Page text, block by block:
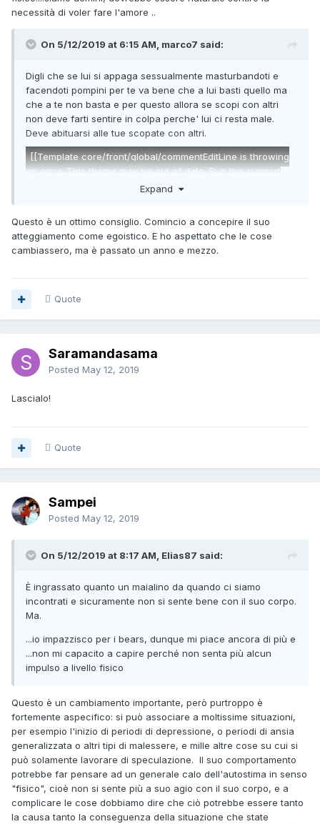
necessità di voler fare l'amore ..
On 5/12/2019 at 6:15 AM, marco7 said:
Digli che se lui si appaga sessualmente masturbandoti e
facendoti pompini per te va bene che a lui basti quello ma
che a te non basta e per questo allora se scopi con altri
non deve farti sentire in colpa perche' lui ci resta male.
Deve abituarsi alle tue scopate con altri.
[[Template core/front/global/commentEditLine is throwing
an error. This theme may be out of date. Run the support
tool in the AdminCP to restore the default theme.]]
Expand
Questo è un ottimo consiglio. Comincio a concepire il suo
atteggiamento come egoistico. E ho aspettato che le cose
cambiassero, ma è passato un anno e mezzo.
Quote
Saramandasama
Posted May 12, 2019
Lascialo!
Quote
Sampei
Posted May 12, 2019
On 5/12/2019 at 8:17 AM, Elias87 said:
È ingrassato quanto un maialino da quando ci siamo
incontrati e sicuramente non si sente bene con il suo corpo.
Ma.
...io impazzisco per i bears, dunque mi piace ancora di più e
...non mi capacito a capire perché non senta più alcun
impulso a livello fisico
Questo è un cambiamento importante, però purtroppo è
fortemente aspecifico: si può associare a moltissime situazioni,
per esempio l'inizio di periodi di depressione, o periodi di ansia
generalizzata o altri tipi di malessere, e mille altre cose su cui si
può solamente lavorare di speculazione. Il suo comportamento
potrebbe far pensare ad un generale calo dell'autostima in senso
"fisico", cioè non si sente più a suo agio con il suo corpo, e a
complicare le cose dobbiamo dire che ciò potrebbe essere tanto
la causa tanto la conseguenza della situazione che state